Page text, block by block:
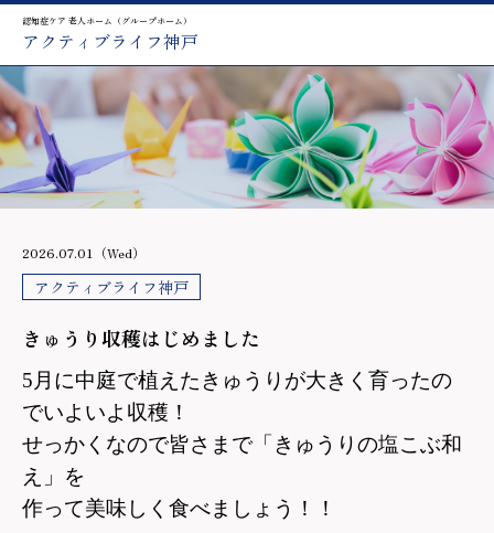
認知症ケア 老人ホーム（グループホーム）
アクティブライフ神戸
2026.07.01（Wed）
アクティブライフ神戸
きゅうり収穫はじめました
5月に中庭で植えたきゅうりが大きく育ったの
でいよいよ収穫！
せっかくなので皆さまで「きゅうりの塩こぶ和
え」を
作って美味しく食べましょう！！